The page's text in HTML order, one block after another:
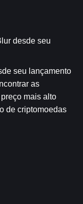
desde seu
seu lançamento
as
mais alto
de criptomoedas